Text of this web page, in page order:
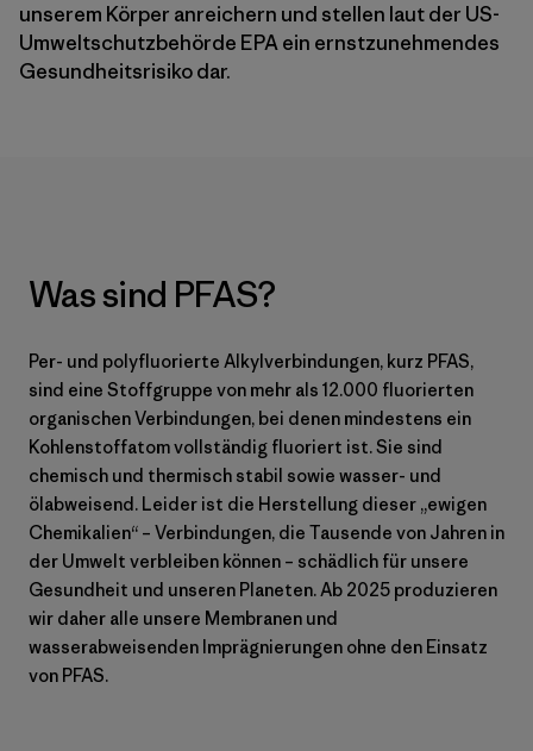
unserem Körper anreichern und stellen laut der US-
Umweltschutzbehörde EPA ein ernstzunehmendes
Gesundheitsrisiko dar.
Was sind PFAS?
Per- und polyfluorierte Alkylverbindungen, kurz PFAS,
sind eine Stoffgruppe von mehr als 12.000 fluorierten
organischen Verbindungen, bei denen mindestens ein
Kohlenstoffatom vollständig fluoriert ist. Sie sind
chemisch und thermisch stabil sowie wasser- und
ölabweisend. Leider ist die Herstellung dieser „ewigen
Chemikalien“ – Verbindungen, die Tausende von Jahren in
der Umwelt verbleiben können – schädlich für unsere
Gesundheit und unseren Planeten. Ab 2025 produzieren
wir daher alle unsere Membranen und
wasserabweisenden Imprägnierungen ohne den Einsatz
von PFAS.